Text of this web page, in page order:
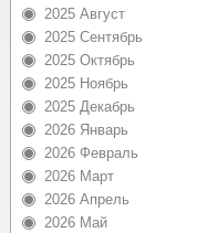
2025 Август
2025 Сентябрь
2025 Октябрь
2025 Ноябрь
2025 Декабрь
2026 Январь
2026 Февраль
2026 Март
2026 Апрель
2026 Май